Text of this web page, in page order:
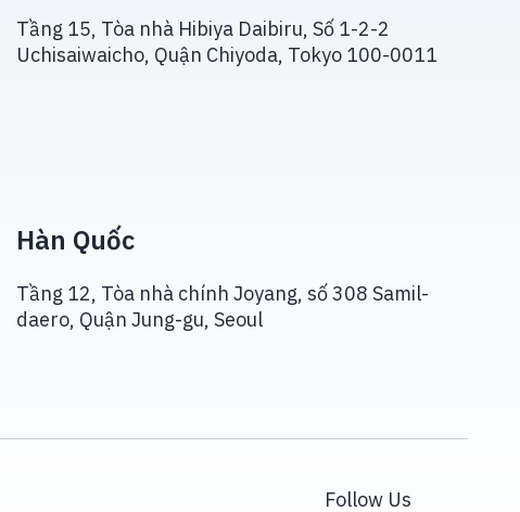
Tầng 15, Tòa nhà Hibiya Daibiru, Số 1-2-2
Uchisaiwaicho, Quận Chiyoda, Tokyo 100-0011
Hàn Quốc
Tầng 12, Tòa nhà chính Joyang, số 308 Samil-
daero, Quận Jung-gu, Seoul
Follow Us